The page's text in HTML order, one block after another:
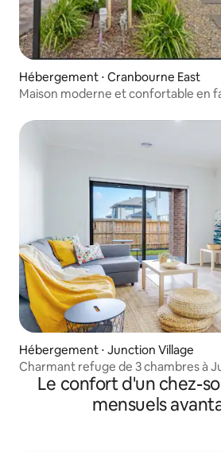
Hébergement ⋅ Cranbourne East
Maison moderne et confortable en
Hébergement ⋅ Junction Village
Charmant refuge de 3 chambres à
Le confort d'un chez-
mensuels